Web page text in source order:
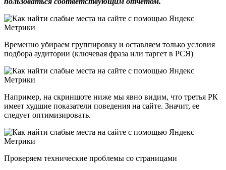
Временно убираем группировку и оставляем только условия
подбора аудитории (ключевая фраза или таргет в РСЯ)
Например, на скриншоте ниже мы явно видим, что третья РК
имеет худшие показатели поведения на сайте. Значит, ее
следует оптимизировать.
Проверяем технические проблемы со страницами